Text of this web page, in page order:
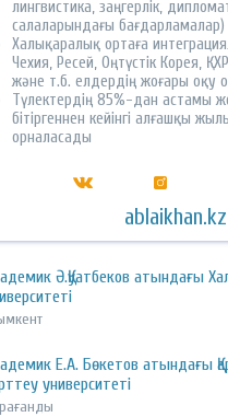
лингвистика, заңгерлік,
салаларындағы бағдарламалар)
Халықаралық ортаға
Чехия, Ресей, Оңтүстік Корея,
және т.б. елдердің жоғары оқу
Түлектердің 85%-дан астамы
бітіргеннен кейінгі алғашқы
орналасады
ablaikhan.kz
Ә.Қуатбеков атындағы
Е.А. Бөкетов атындағы
университеті